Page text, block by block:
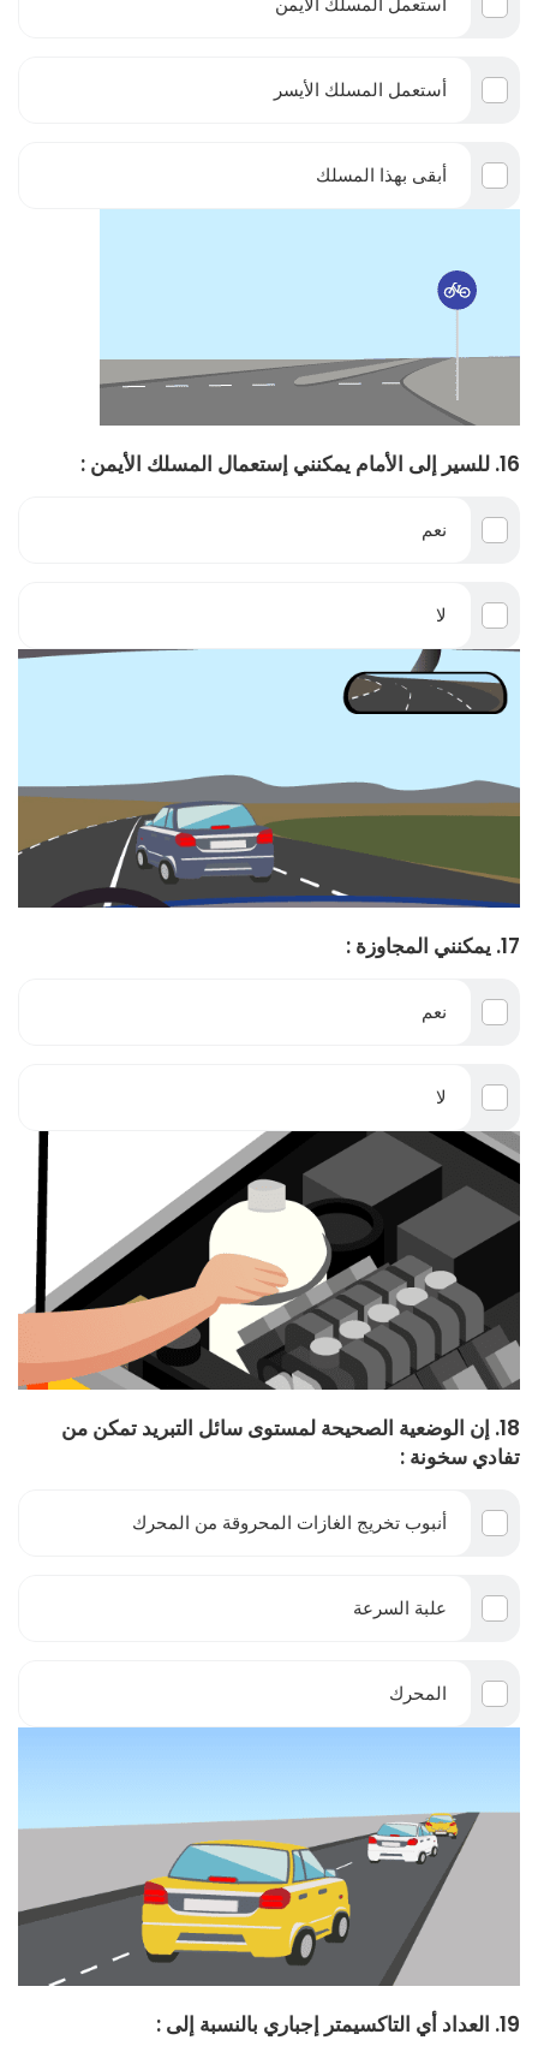
أستعمل المسلك الأيسر
أبقى بهذا المسلك
16. للسير إلى الأمام يمكنني إستعمال المسلك الأيمن :
نعم
لا
17. يمكنني المجاوزة :
نعم
لا
18. إن الوضعية الصحيحة لمستوى سائل التبريد تمكن من
تفادي سخونة :
أنبوب تخريج الغازات المحروقة من المحرك
علبة السرعة
المحرك
19. العداد أي التاكسيمتر إجباري بالنسبة إلى :